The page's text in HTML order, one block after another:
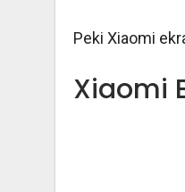
Peki Xiaomi
Xiaomi